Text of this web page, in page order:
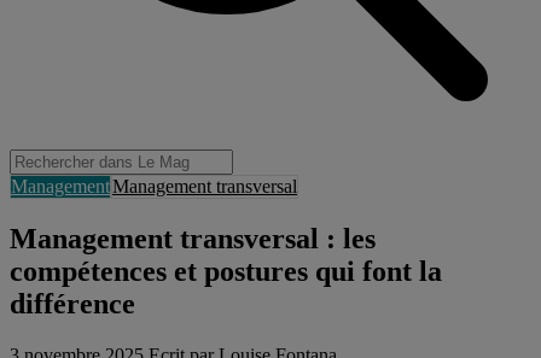
ManagementManagement transversal
Management transversal : les
compétences et postures qui font la
différence